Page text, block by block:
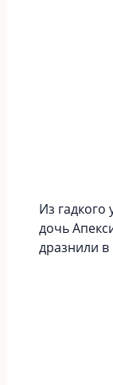
Из гадкого
дочь
дразнили